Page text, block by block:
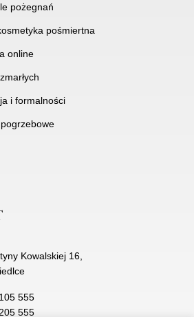
pożegnań
pośmiertna
online
i formalności
Kowalskiej 16,
555
555